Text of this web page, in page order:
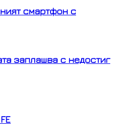
смартфон с
заплашва с недостиг